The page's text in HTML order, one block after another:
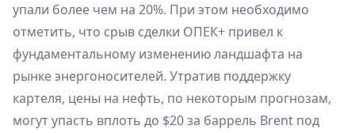
упали более чем на 20%. При этом необходимо
отметить, что срыв сделки ОПЕК+ привел к
фундаментальному изменению ландшафта на
рынке энергоносителей. Утратив поддержку
картеля, цены на нефть, по некоторым прогнозам,
могут упасть вплоть до $20 за баррель Brent под